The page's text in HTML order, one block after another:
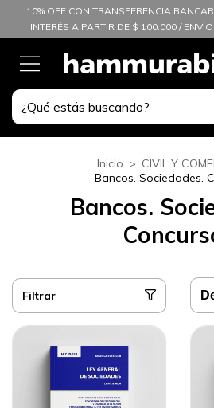
10% OFF CON TRANSFERENCIA
INTERÉS A PARTIR DE $ 100.000 /
Inicio > CIVIL Y
Bancos. Sociedades.
Bancos.
Filtrar